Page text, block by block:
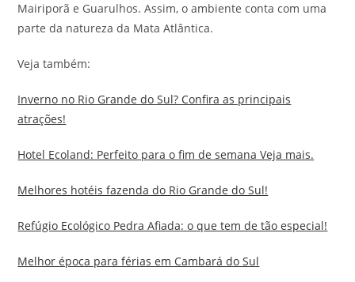
Mairiporã e Guarulhos. Assim, o ambiente conta com uma
parte da natureza da Mata Atlântica.
Veja também:
Inverno no Rio Grande do Sul? Confira as principais
atrações!
Hotel Ecoland: Perfeito para o fim de semana Veja mais.
Melhores hotéis fazenda do Rio Grande do Sul!
Refúgio Ecológico Pedra Afiada: o que tem de tão especial!
Melhor época para férias em Cambará do Sul